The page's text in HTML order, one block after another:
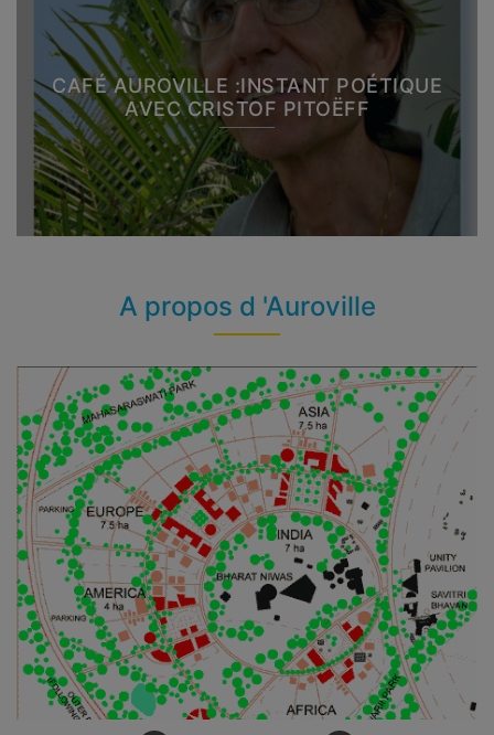
CAFÉ AUROVILLE :INSTANT POÉTIQUE
AVEC CRISTOF PITOËFF
A propos d 'Auroville
Zone Internationale et pavillons nationaux